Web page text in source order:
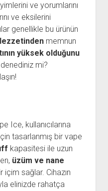
ve yorumlarını
ve eksilerini
genellikle bu ürünün
lezzetindenmemnun
yüksek olduğunu
mi?
Ice, kullanıcılarına
tasarlanmış bir vape
kapasitesi ile uzun
üzüm ve nane
içim sağlar. Cihazın
elinizde rahatça